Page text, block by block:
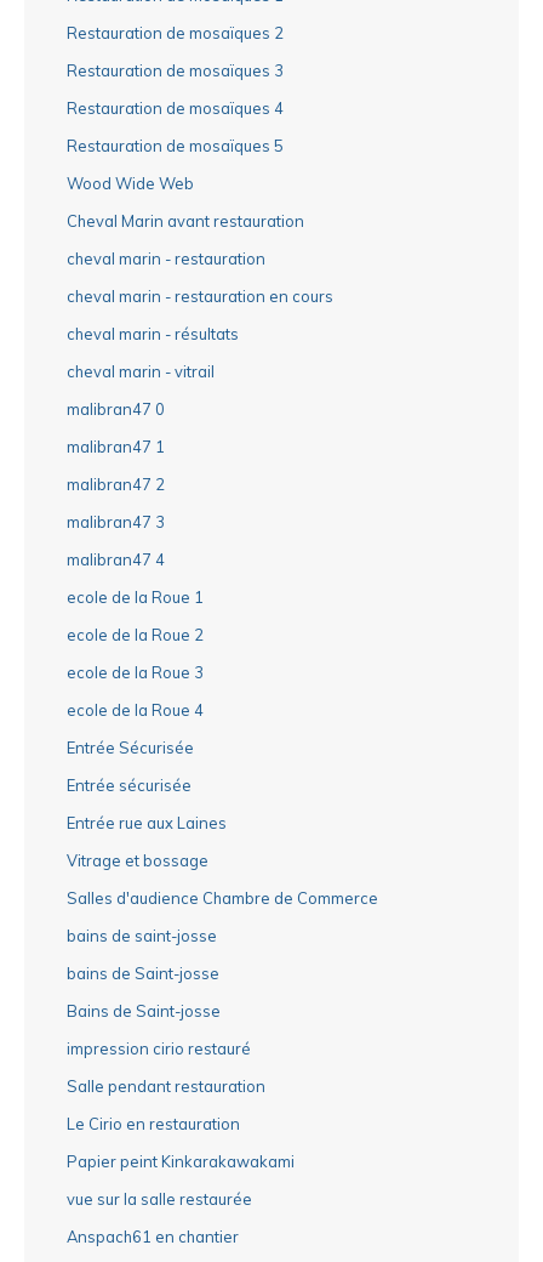
Restauration de mosaïques 2
Restauration de mosaïques 3
Restauration de mosaïques 4
Restauration de mosaïques 5
Wood Wide Web
Cheval Marin avant restauration
cheval marin - restauration
cheval marin - restauration en cours
cheval marin - résultats
cheval marin - vitrail
malibran47 0
malibran47 1
malibran47 2
malibran47 3
malibran47 4
ecole de la Roue 1
ecole de la Roue 2
ecole de la Roue 3
ecole de la Roue 4
Entrée Sécurisée
Entrée sécurisée
Entrée rue aux Laines
Vitrage et bossage
Salles d'audience Chambre de Commerce
bains de saint-josse
bains de Saint-josse
Bains de Saint-josse
impression cirio restauré
Salle pendant restauration
Le Cirio en restauration
Papier peint Kinkarakawakami
vue sur la salle restaurée
Anspach61 en chantier